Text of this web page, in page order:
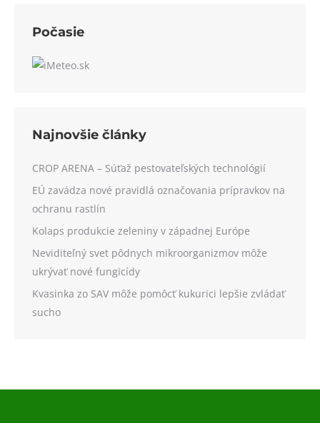
Počasie
Najnovšie články
CROP ARENA – Súťaž pestovateľských technológií
EÚ zavádza nové pravidlá označovania prípravkov na
ochranu rastlín
Kolaps produkcie zeleniny v západnej Európe
Neviditeľný svet pôdnych mikroorganizmov môže
ukrývať nové fungicídy
Kvasinka zo SAV môže pomôcť kukurici lepšie zvládať
sucho